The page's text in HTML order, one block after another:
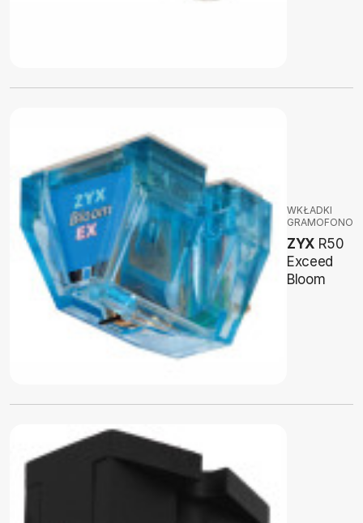
WKŁADKI
ZYX R50
Exceed
Bloom